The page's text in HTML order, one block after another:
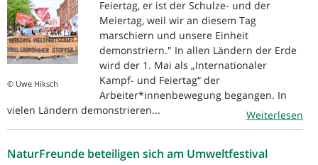
© Uwe Hiksch
Feiertag, er ist der Schulze- und der
Meiertag, weil wir an diesem Tag
marschiern und unsere Einheit
demonstriern." In allen Ländern der Erde
wird der 1. Mai als „Internationaler
Kampf- und Feiertag“ der
Arbeiter*innenbewegung begangen. In
vielen Ländern demonstrieren...
Weiterlesen
NaturFreunde beteiligen sich am Umweltfestival